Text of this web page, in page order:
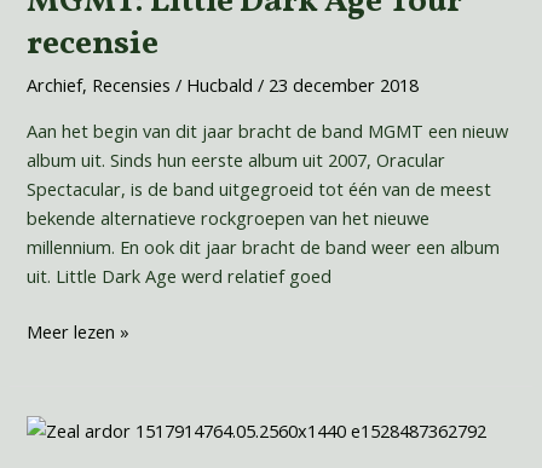
recensie
Archief, Recensies / Hucbald/ 23 december 2018
Aan het begin van dit jaar bracht de band MGMT een nieuw
album uit. Sinds hun eerste album uit 2007, Oracular
Spectacular, is de band uitgegroeid tot één van de meest
bekende alternatieve rockgroepen van het nieuwe
millennium. En ook dit jaar bracht de band weer een album
uit. Little Dark Age werd relatief goed
Dark
Age
recensie
Meer lezen »
Zeal